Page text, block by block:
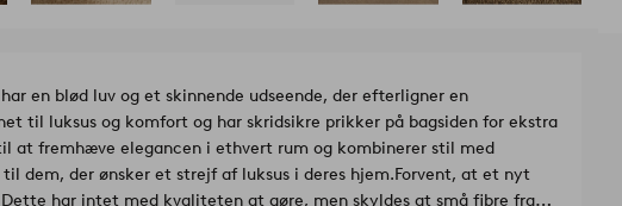
en blød luv og et skinnende udseende, der efterligner en
til luksus og komfort og har skridsikre prikker på bagsiden for ekstra
at fremhæve elegancen i ethvert rum og kombinerer stil med
dem, der ønsker et strejf af luksus i deres hjem.Forvent, at et nyt
har intet med kvaliteten at gøre, men skyldes at små fibre fra